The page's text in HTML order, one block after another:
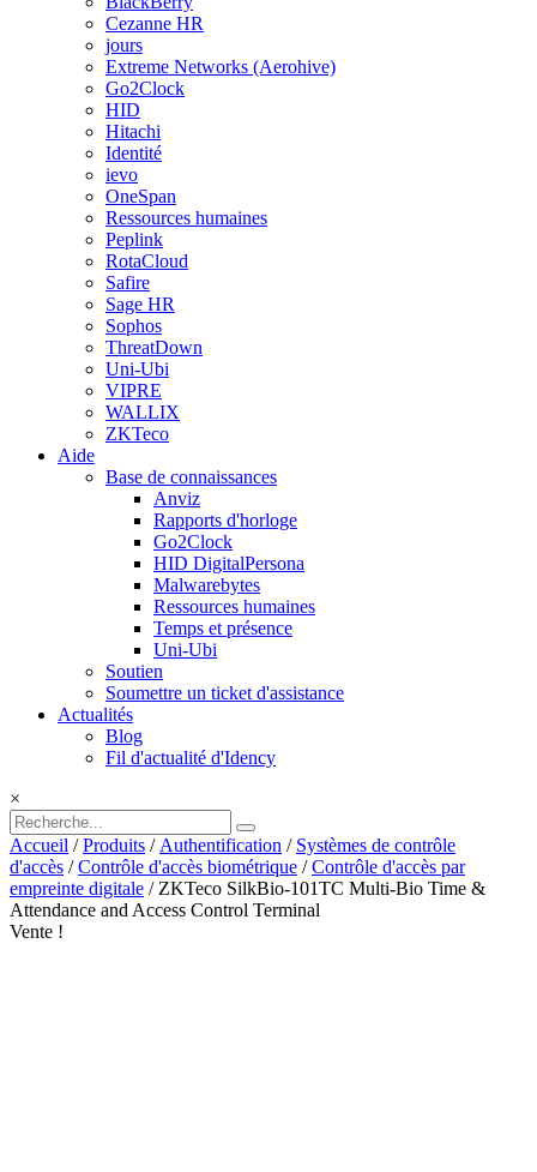
Cezanne HR
jours
Extreme Networks (Aerohive)
Go2Clock
HID
Hitachi
Identité
ievo
OneSpan
Ressources humaines
Peplink
RotaCloud
Safire
Sage HR
Sophos
ThreatDown
Uni-Ubi
VIPRE
WALLIX
ZKTeco
Aide
Base de connaissances
Anviz
Rapports d'horloge
Go2Clock
HID DigitalPersona
Malwarebytes
Ressources humaines
Temps et présence
Uni-Ubi
Soutien
Soumettre un ticket d'assistance
Actualités
Blog
Fil d'actualité d'Idency
×
Accueil /Produits /Authentification / Systèmes de contrôle
d'accès /Contrôle d'accès biométrique /Contrôle d'accès par
empreinte digitale / ZKTeco SilkBio-101TC Multi-Bio Time &
Attendance and Access Control Terminal
Vente !